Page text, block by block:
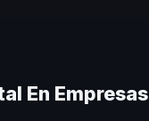
En Empresas